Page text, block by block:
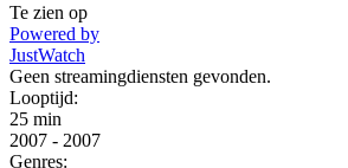
Te zien op
Powered by
JustWatch
Geen streamingdiensten gevonden.
Looptijd:
25 min
2007 - 2007
Genres: